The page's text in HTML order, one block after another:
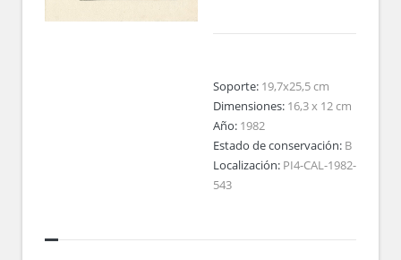
Soporte: 19,7x25,5 cm
Dimensiones: 16,3 x 12 cm
Año: 1982
Estado de conservación: B
Localización: PI4-CAL-1982-
543